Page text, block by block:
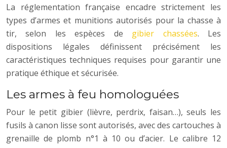
La réglementation française encadre strictement les
types d’armes et munitions autorisés pour la chasse à
tir, selon les espèces de gibier chassées. Les
dispositions légales définissent précisément les
caractéristiques techniques requises pour garantir une
pratique éthique et sécurisée.
Les armes à feu homologuées
Pour le petit gibier (lièvre, perdrix, faisan…), seuls les
fusils à canon lisse sont autorisés, avec des cartouches à
grenaille de plomb n°1 à 10 ou d’acier. Le calibre 12